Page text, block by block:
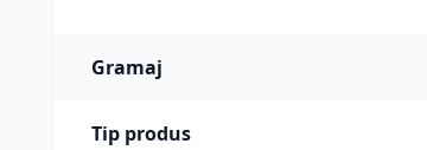
Gramaj
Tip produs